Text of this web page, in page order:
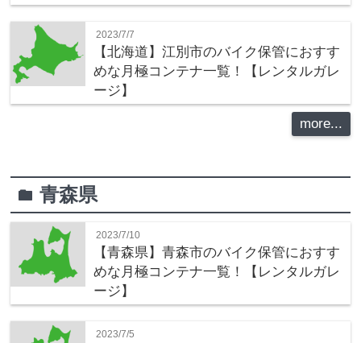
2023/7/7
【北海道】江別市のバイク保管におすす
めな月極コンテナ一覧！【レンタルガレ
ージ】
more...
folder青森県
2023/7/10
【青森県】青森市のバイク保管におすす
めな月極コンテナ一覧！【レンタルガレ
ージ】
2023/7/5